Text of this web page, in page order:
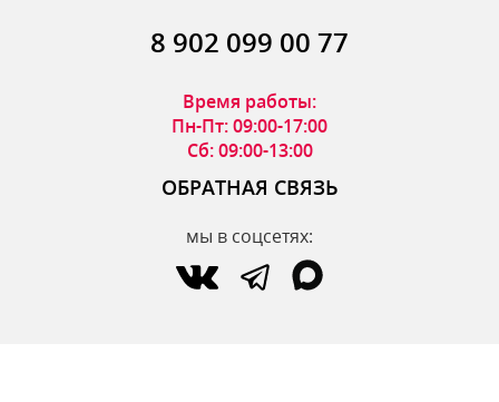
8 902 099 00 77
Время работы:
Пн-Пт: 09:00-17:00
Сб: 09:00-13:00
ОБРАТНАЯ СВЯЗЬ
мы в соцсетях: